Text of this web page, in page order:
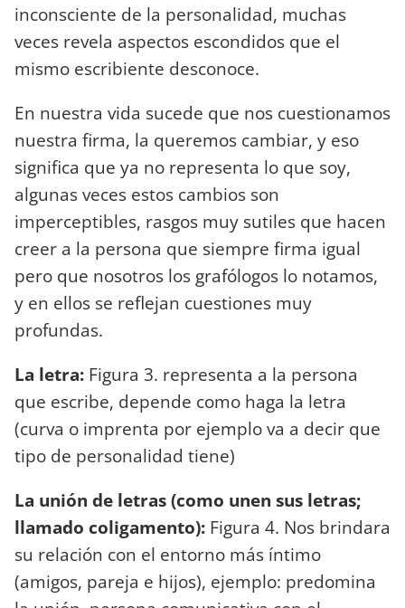
inconsciente de la personalidad, muchas
veces revela aspectos escondidos que el
mismo escribiente desconoce.
En nuestra vida sucede que nos cuestionamos
nuestra firma, la queremos cambiar, y eso
significa que ya no representa lo que soy,
algunas veces estos cambios son
imperceptibles, rasgos muy sutiles que hacen
creer a la persona que siempre firma igual
pero que nosotros los grafólogos lo notamos,
y en ellos se reflejan cuestiones muy
profundas.
La letra: Figura 3. representa a la persona
que escribe, depende como haga la letra
(curva o imprenta por ejemplo va a decir que
tipo de personalidad tiene)
La unión de letras (como unen sus letras;
llamado coligamento): Figura 4. Nos brindara
su relación con el entorno más íntimo
(amigos, pareja e hijos), ejemplo: predomina